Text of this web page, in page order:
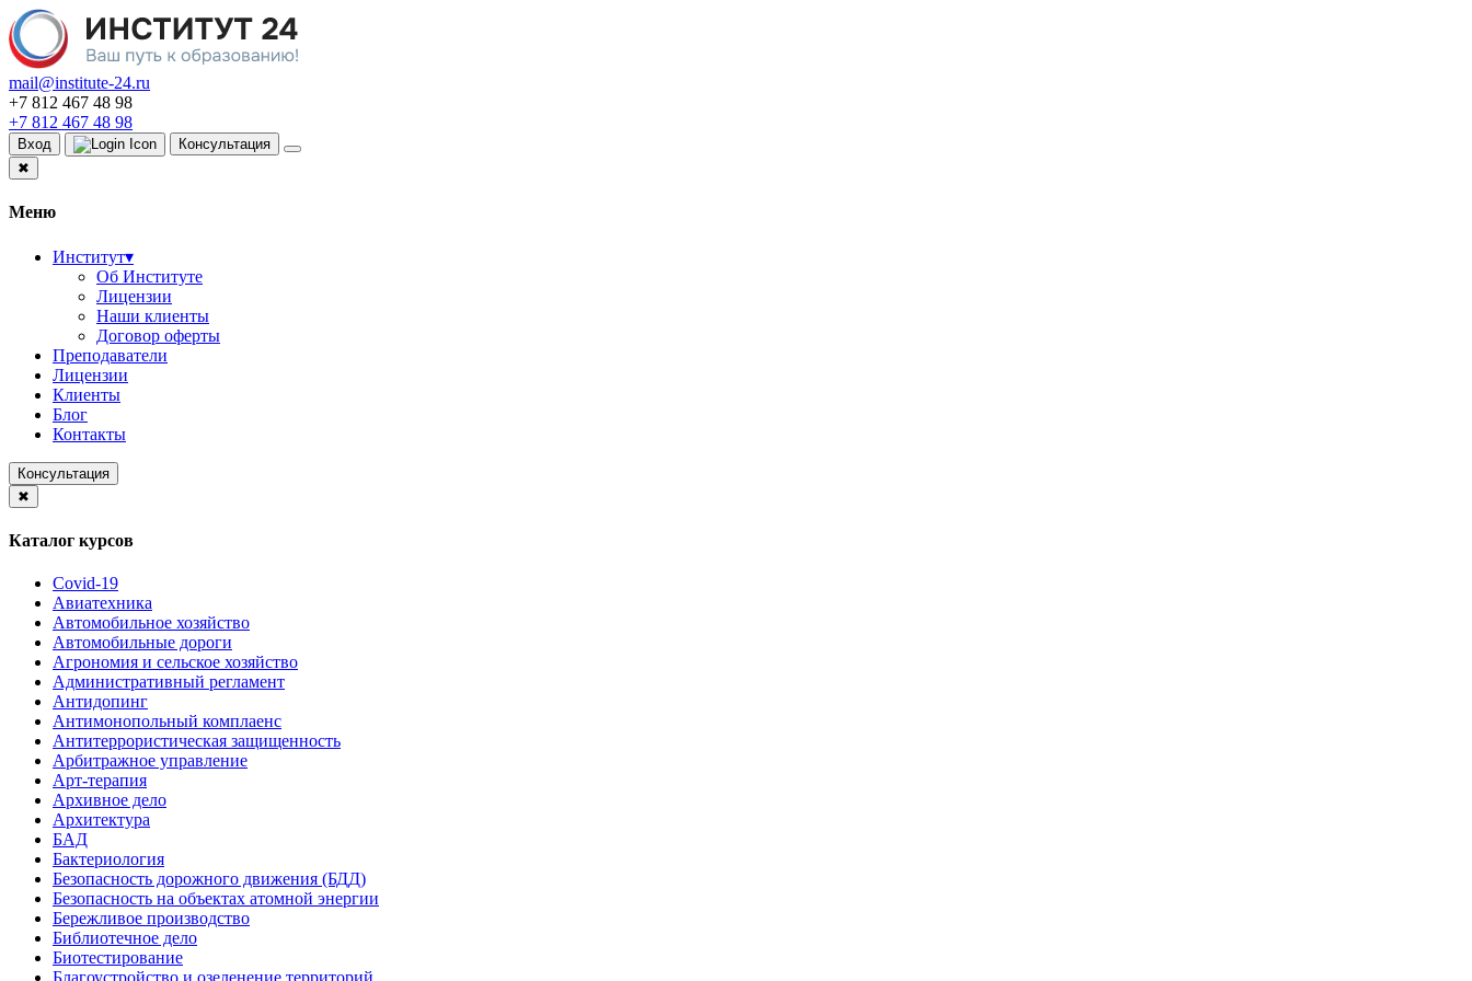
mail@institute-24.ru
+7 812 467 48 98
+7 812 467 48 98
Вход
Консультация
✖
Меню
Институт▾
Об Институте
Лицензии
Наши клиенты
Договор оферты
Преподаватели
Лицензии
Клиенты
Блог
Контакты
Консультация
✖
Каталог курсов
Covid-19
Авиатехника
Автомобильное хозяйство
Автомобильные дороги
Агрономия и сельское хозяйство
Административный регламент
Антидопинг
Антимонопольный комплаенс
Антитеррористическая защищенность
Арбитражное управление
Арт-терапия
Архивное дело
Архитектура
БАД
Бактериология
Безопасность дорожного движения (БДД)
Безопасность на объектах атомной энергии
Бережливое производство
Библиотечное дело
Биотестирование
Благоустройство и озеленение территорий